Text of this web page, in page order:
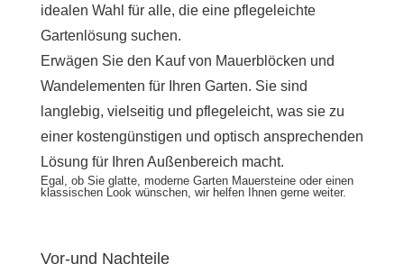
idealen Wahl für alle, die eine pflegeleichte
Gartenlösung suchen.
Erwägen Sie den Kauf von Mauerblöcken und
Wandelementen für Ihren Garten. Sie sind
langlebig, vielseitig und pflegeleicht, was sie zu
einer kostengünstigen und optisch ansprechenden
Lösung für Ihren Außenbereich macht.
Egal, ob Sie glatte, moderne Garten Mauersteine oder einen
klassischen Look wünschen, wir helfen Ihnen gerne weiter.
Vor-und Nachteile